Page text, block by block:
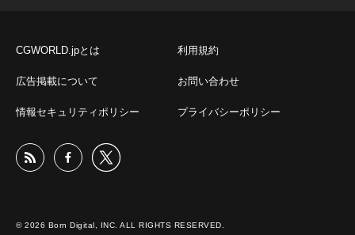
CGWORLD.jpとは 利用規約
広告掲載について お問い合わせ
情報セキュリティポリシー プライバシーポリシー
© 2026 Born Digital, INC. ALL RIGHTS RESERVED.